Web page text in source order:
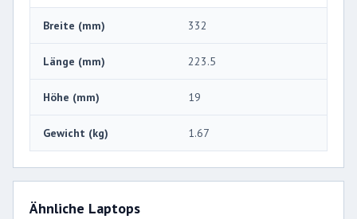
Breite (mm) 332
Länge (mm) 223.5
Höhe (mm) 19
Gewicht (kg) 1.67
Ähnliche Laptops